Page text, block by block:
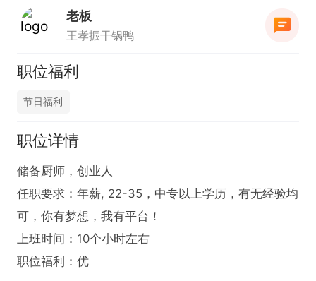
老板
王孝振干锅鸭
职位福利
节日福利
职位详情
储备厨师，创业人
任职要求：年薪, 22-35，中专以上学历，有无经验均
可，你有梦想，我有平台！
上班时间：10个小时左右
职位福利：优